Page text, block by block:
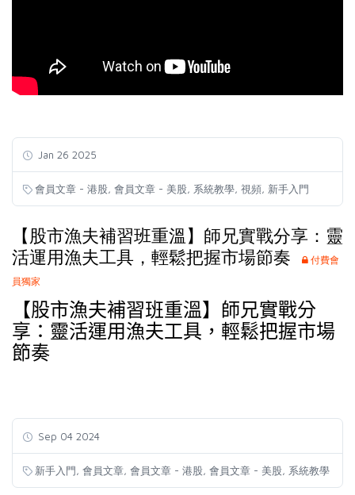
Jan 26 2025
會員文章 - 港股 會員文章 - 美股 系統教學 視頻 新手入門
【股市漁夫補習班重溫】師兄實戰分享：靈
活運用漁夫工具，輕鬆把握市場節奏
付費會
員獨家
【股市漁夫補習班重溫】師兄實戰分
享：靈活運用漁夫工具，輕鬆把握市場
節奏
Sep 04 2024
新手入門 會員文章 會員文章 - 港股 會員文章 - 美股 系統教學